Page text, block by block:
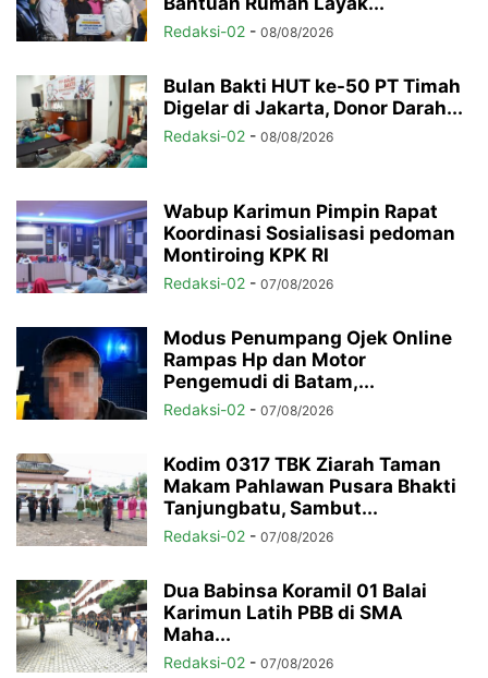
Redaksi-02 - 08/08/2026
Bulan Bakti HUT ke-50 PT Timah
Digelar di Jakarta, Donor Darah...
Redaksi-02 - 08/08/2026
Wabup Karimun Pimpin Rapat
Koordinasi Sosialisasi pedoman
Montiroing KPK RI
Redaksi-02 - 07/08/2026
Modus Penumpang Ojek Online
Rampas Hp dan Motor
Pengemudi di Batam,...
Redaksi-02 - 07/08/2026
Kodim 0317 TBK Ziarah Taman
Makam Pahlawan Pusara Bhakti
Tanjungbatu, Sambut...
Redaksi-02 - 07/08/2026
Dua Babinsa Koramil 01 Balai
Karimun Latih PBB di SMA
Maha...
Redaksi-02 - 07/08/2026